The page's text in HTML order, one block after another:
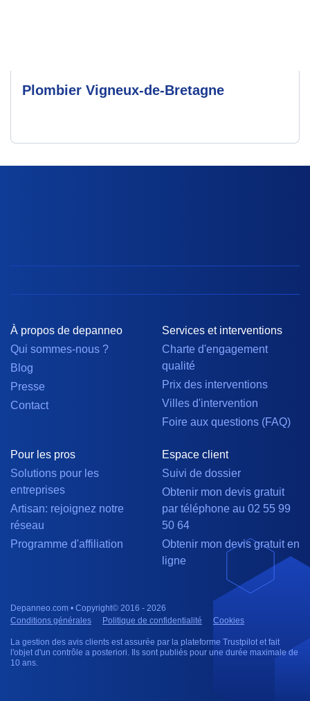
Plombier Vigneux-de-Bretagne
À propos de depanneo
Qui sommes-nous ?
Blog
Presse
Contact
Services et interventions
Charte d'engagement
qualité
Prix des interventions
Villes d'intervention
Foire aux questions (FAQ)
Pour les pros
Solutions pour les
entreprises
Artisan: rejoignez notre
réseau
Programme d'affiliation
Espace client
Suivi de dossier
Obtenir mon devis gratuit
par téléphone au 02 55 99
50 64
Obtenir mon devis gratuit en
ligne
Depanneo.com • Copyright© 2016 - 2026
Conditions générales
Politique de confidentialité Cookies
La gestion des avis clients est assurée par la plateforme Trustpilot et fait
l'objet d'un contrôle a posteriori. Ils sont publiés pour une durée maximale de
10 ans.